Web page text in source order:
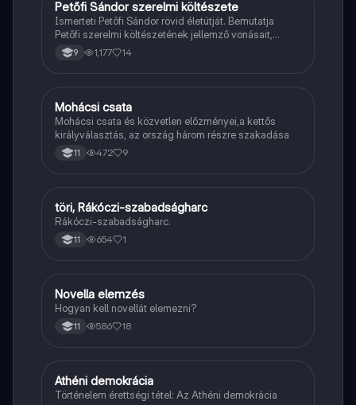
Magyar
Petőfi Sándor szerelmi költészete
Ismerteti Petőfi Sándor rövid életútját. Bemutatja
Petőfi szerelmi költészetének jellemző vonásait,
vereseinek ihletőit és külön kitér a hitvesi
költészetére.
9 1,177 14
Töri
Mohácsi csata
Mohácsi csata és közvetlen előzményei,a kettős
királyválasztás, az ország három részre szakadása
11 472 9
Töri
töri, Rákóczi-szabadságharc
Rákóczi-szabadságharc.
11 654 1
Magyar
Novella elemzés
Hogyan kell novellát elemezni?
11 586 18
Töri
Athéni demokrácia
Történelem érettségi tétel: Az Athéni demokrácia